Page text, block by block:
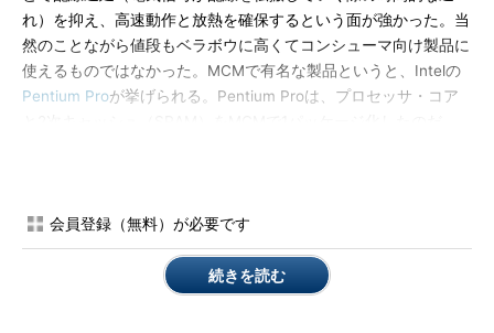
れ）を抑え、高速動作と放熱を確保するという面が強かった。当
然のことながら値段もベラボウに高くてコンシューマ向け製品に
使えるものではなかった。MCMで有名な製品というと、Intelの
Pentium Proが挙げられる。Pentium Proは、プロセッサ・コア
この手の技術は進歩し、徐々に値段も下がっていたのだが、局
面が一転し、一般消費者向け製品に大量に使われるようになった
のは携帯電話のおかげである。ほとんどの人が持っているといっ
たのはそのためだ。とはいえ、かつての古い技術とは断絶があ
会員登録（無料）が必要です
続きを読む